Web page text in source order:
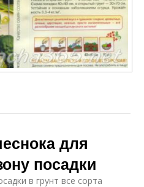
для
посадки
в грунт все сорта